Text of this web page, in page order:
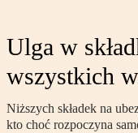
Ulga w
wszystkich
Niższych składek na
kto choć rozpoczyna